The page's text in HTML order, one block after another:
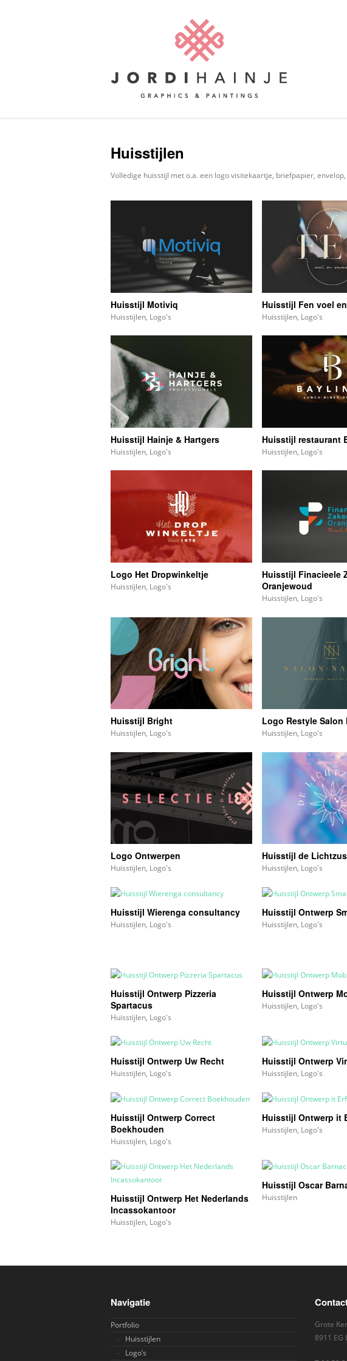
Huisstijlen
Volledige huisstijl met o.a. een logo visitekaartje, briefpapier,
Huisstijl Motiviq
Huisstijlen, Logo's
Huisstijl Fen voel
Huisstijlen, Logo's
Huisstijl Hainje & Hartgers
Huisstijlen, Logo's
Huisstijl restaurant
Huisstijlen, Logo's
Logo Het Dropwinkeltje
Huisstijlen, Logo's
Huisstijl Finacieele
Oranjewoud
Huisstijlen, Logo's
Huisstijl Bright
Huisstijlen, Logo's
Logo Restyle Salon
Huisstijlen, Logo's
Logo Ontwerpen
Huisstijlen, Logo's
Huisstijl de
Huisstijlen, Logo's
Huisstijl Wierenga consultancy
Huisstijlen, Logo's
Huisstijl Ontwerp
Huisstijlen, Logo's
Huisstijl Ontwerp Pizzeria
Spartacus
Huisstijlen, Logo's
Huisstijl Ontwerp
Huisstijlen, Logo's
Huisstijl Ontwerp Uw Recht
Huisstijlen, Logo's
Huisstijl Ontwerp
Huisstijlen, Logo's
Huisstijl Ontwerp Correct
Boekhouden
Huisstijlen, Logo's
Huisstijl Ontwerp it
Huisstijlen, Logo's
Huisstijl Ontwerp Het Nederlands
Incassokantoor
Huisstijlen, Logo's
Huisstijl Oscar
Huisstijlen
Navigatie
Portfolio
Huisstijlen
Logo’s
Grote
8911 EG